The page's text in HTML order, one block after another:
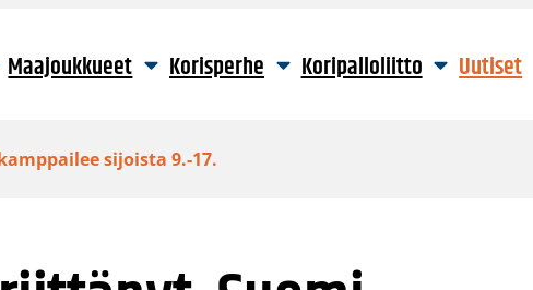
Maajoukkueet Korisperhe Koripalloliitto Uutiset
sijoista 9.-17.